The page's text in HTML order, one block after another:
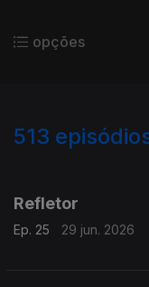
opções
513
Refletor
Ep. 25 29 jun. 2026